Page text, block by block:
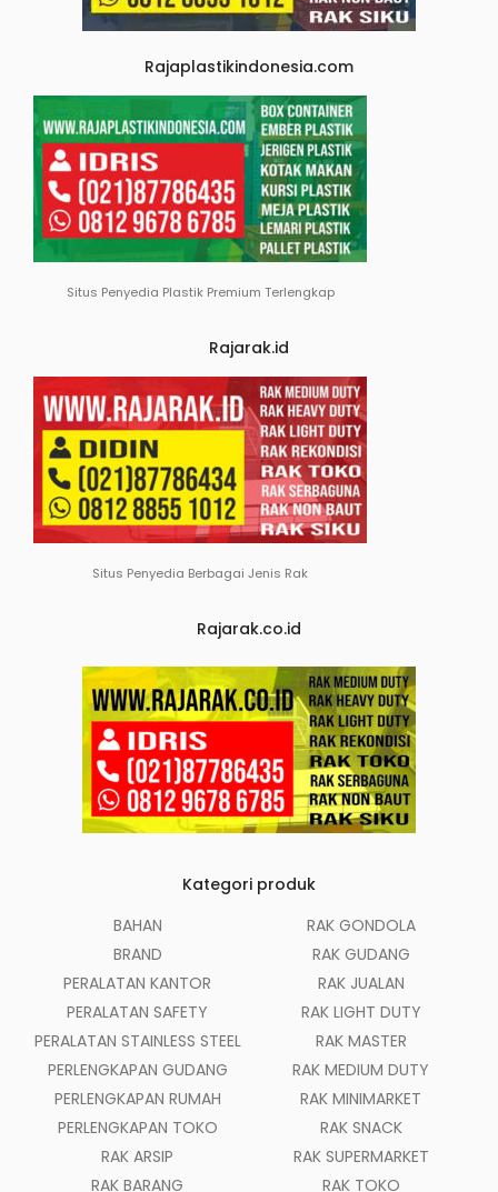
Rajaplastikindonesia.com
Situs Penyedia Plastik Premium Terlengkap
Rajarak.id
Situs Penyedia Berbagai Jenis Rak
Rajarak.co.id
Kategori produk
BAHAN
BRAND
PERALATAN KANTOR
PERALATAN SAFETY
PERALATAN STAINLESS STEEL
PERLENGKAPAN GUDANG
PERLENGKAPAN RUMAH
PERLENGKAPAN TOKO
RAK ARSIP
RAK BARANG
RAK GONDOLA
RAK GUDANG
RAK JUALAN
RAK LIGHT DUTY
RAK MASTER
RAK MEDIUM DUTY
RAK MINIMARKET
RAK SNACK
RAK SUPERMARKET
RAK TOKO